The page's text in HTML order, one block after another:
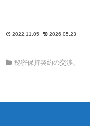
2022.11.05 2026.05.23
秘密保持契約の交渉、